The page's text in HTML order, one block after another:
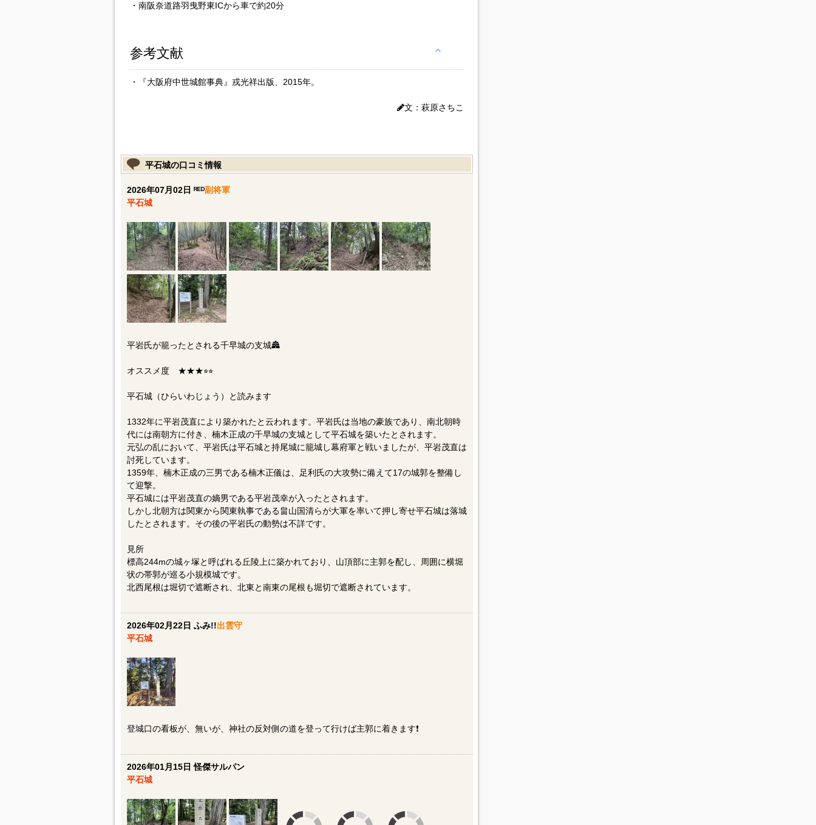
・南阪奈道路羽曳野東ICから車で約20分
参考文献
・『大阪府中世城館事典』戎光祥出版、2015年。
文：萩原さちこ
平石城の口コミ情報
2026年07月02日 ᴿᴱᴰ副将軍
平石城
平岩氏が籠ったとされる千早城の支城🏯
オススメ度 ★★★⭐︎⭐︎
平石城（ひらいわじょう）と読みます
1332年に平岩茂直により築かれたと云われます。平岩氏は当地の豪族であり、南北朝時
代には南朝方に付き、楠木正成の千早城の支城として平石城を築いたとされます。
元弘の乱において、平岩氏は平石城と持尾城に籠城し幕府軍と戦いましたが、平岩茂直は
討死しています。
1359年、楠木正成の三男である楠木正儀は、足利氏の大攻勢に備えて17の城郭を整備し
て迎撃。
平石城には平岩茂直の嫡男である平岩茂幸が入ったとされます。
しかし北朝方は関東から関東執事である畠山国清らが大軍を率いて押し寄せ平石城は落城
したとされます。その後の平岩氏の動勢は不詳です。
見所
標高244mの城ヶ塚と呼ばれる丘陵上に築かれており、山頂部に主郭を配し、周囲に横堀
状の帯郭が巡る小規模城です。
北西尾根は堀切で遮断され、北東と南東の尾根も堀切で遮断されています。
2026年02月22日 ふみ!!出雲守
平石城
登城口の看板が、無いが、神社の反対側の道を登って行けば主郭に着きます❗️
2026年01月15日 怪傑サルパン
平石城